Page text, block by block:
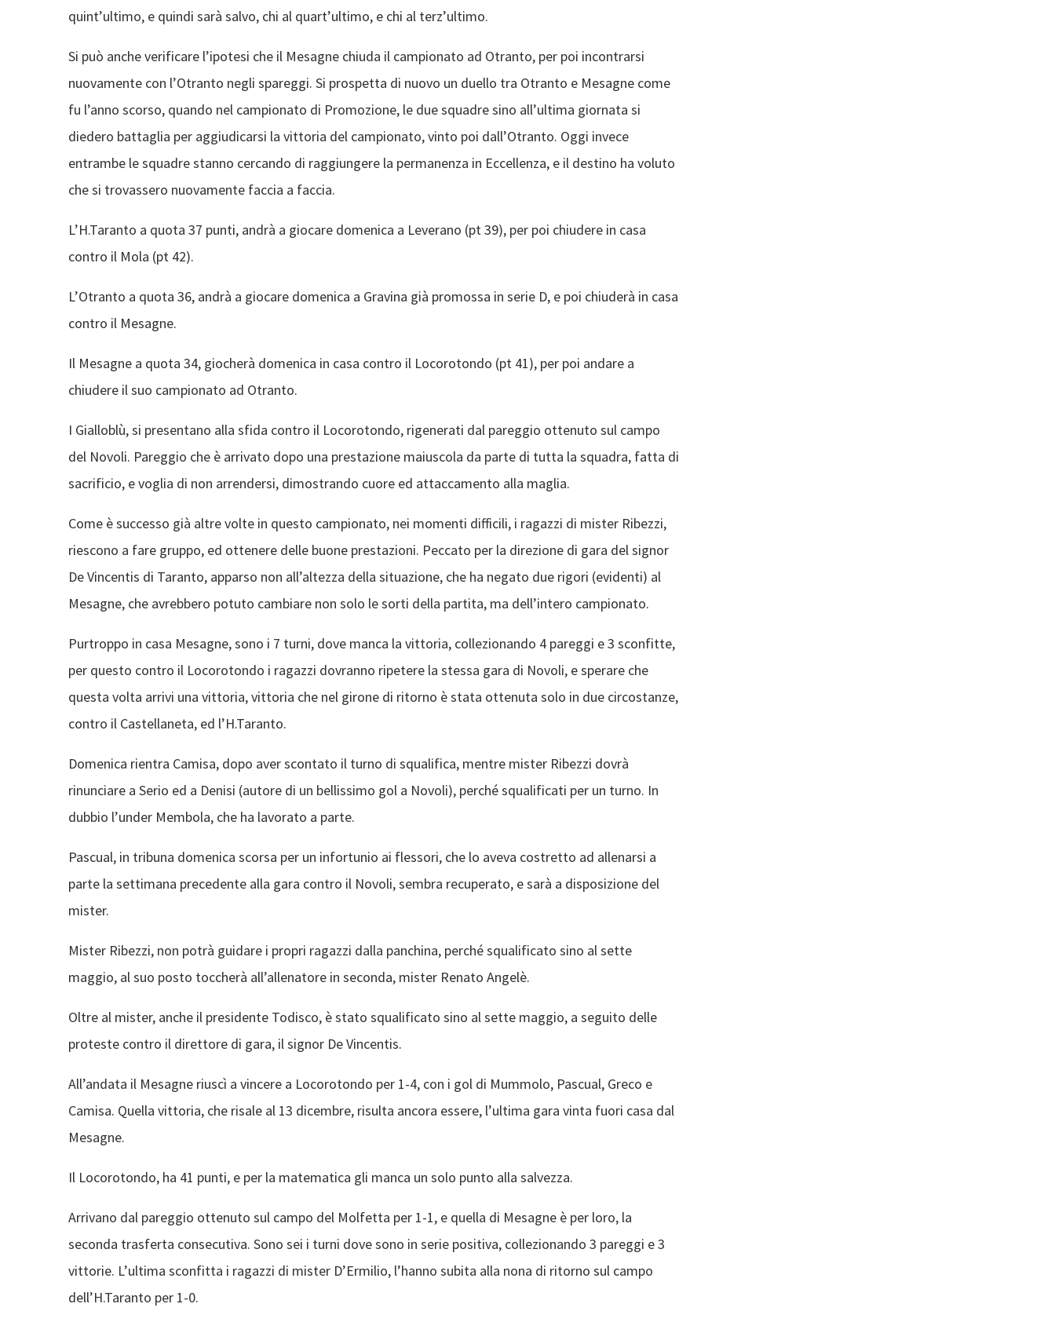
quint’ultimo, e quindi sarà salvo, chi al quart’ultimo, e chi al terz’ultimo.
Si può anche verificare l’ipotesi che il Mesagne chiuda il campionato ad Otranto, per poi incontrarsi
nuovamente con l’Otranto negli spareggi. Si prospetta di nuovo un duello tra Otranto e Mesagne come
fu l’anno scorso, quando nel campionato di Promozione, le due squadre sino all’ultima giornata si
diedero battaglia per aggiudicarsi la vittoria del campionato, vinto poi dall’Otranto. Oggi invece
entrambe le squadre stanno cercando di raggiungere la permanenza in Eccellenza, e il destino ha voluto
che si trovassero nuovamente faccia a faccia.
L’H.Taranto a quota 37 punti, andrà a giocare domenica a Leverano (pt 39), per poi chiudere in casa
contro il Mola (pt 42).
L’Otranto a quota 36, andrà a giocare domenica a Gravina già promossa in serie D, e poi chiuderà in casa
contro il Mesagne.
Il Mesagne a quota 34, giocherà domenica in casa contro il Locorotondo (pt 41), per poi andare a
chiudere il suo campionato ad Otranto.
I Gialloblù, si presentano alla sfida contro il Locorotondo, rigenerati dal pareggio ottenuto sul campo
del Novoli. Pareggio che è arrivato dopo una prestazione maiuscola da parte di tutta la squadra, fatta di
sacrificio, e voglia di non arrendersi, dimostrando cuore ed attaccamento alla maglia.
Come è successo già altre volte in questo campionato, nei momenti difficili, i ragazzi di mister Ribezzi,
riescono a fare gruppo, ed ottenere delle buone prestazioni. Peccato per la direzione di gara del signor
De Vincentis di Taranto, apparso non all’altezza della situazione, che ha negato due rigori (evidenti) al
Mesagne, che avrebbero potuto cambiare non solo le sorti della partita, ma dell’intero campionato.
Purtroppo in casa Mesagne, sono i 7 turni, dove manca la vittoria, collezionando 4 pareggi e 3 sconfitte,
per questo contro il Locorotondo i ragazzi dovranno ripetere la stessa gara di Novoli, e sperare che
questa volta arrivi una vittoria, vittoria che nel girone di ritorno è stata ottenuta solo in due circostanze,
contro il Castellaneta, ed l’H.Taranto.
Domenica rientra Camisa, dopo aver scontato il turno di squalifica, mentre mister Ribezzi dovrà
rinunciare a Serio ed a Denisi (autore di un bellissimo gol a Novoli), perché squalificati per un turno. In
dubbio l’under Membola, che ha lavorato a parte.
Pascual, in tribuna domenica scorsa per un infortunio ai flessori, che lo aveva costretto ad allenarsi a
parte la settimana precedente alla gara contro il Novoli, sembra recuperato, e sarà a disposizione del
mister.
Mister Ribezzi, non potrà guidare i propri ragazzi dalla panchina, perché squalificato sino al sette
maggio, al suo posto toccherà all’allenatore in seconda, mister Renato Angelè.
Oltre al mister, anche il presidente Todisco, è stato squalificato sino al sette maggio, a seguito delle
proteste contro il direttore di gara, il signor De Vincentis.
All’andata il Mesagne riuscì a vincere a Locorotondo per 1-4, con i gol di Mummolo, Pascual, Greco e
Camisa. Quella vittoria, che risale al 13 dicembre, risulta ancora essere, l’ultima gara vinta fuori casa dal
Mesagne.
Il Locorotondo, ha 41 punti, e per la matematica gli manca un solo punto alla salvezza.
Arrivano dal pareggio ottenuto sul campo del Molfetta per 1-1, e quella di Mesagne è per loro, la
seconda trasferta consecutiva. Sono sei i turni dove sono in serie positiva, collezionando 3 pareggi e 3
vittorie. L’ultima sconfitta i ragazzi di mister D’Ermilio, l’hanno subita alla nona di ritorno sul campo
dell’H.Taranto per 1-0.